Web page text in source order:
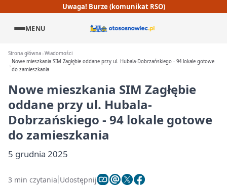
Uwaga! Burze (komunikat RSO)
MENU
Strona główna Wiadomości
Nowe mieszkania SIM Zagłębie oddane przy ul. Hubala-Dobrzańskiego - 94 lokale gotowe
do zamieszkania
Nowe mieszkania SIM Zagłębie
oddane przy ul. Hubala-
Dobrzańskiego - 94 lokale gotowe
do zamieszkania
5 grudnia 2025
3 min czytania Udostępnij